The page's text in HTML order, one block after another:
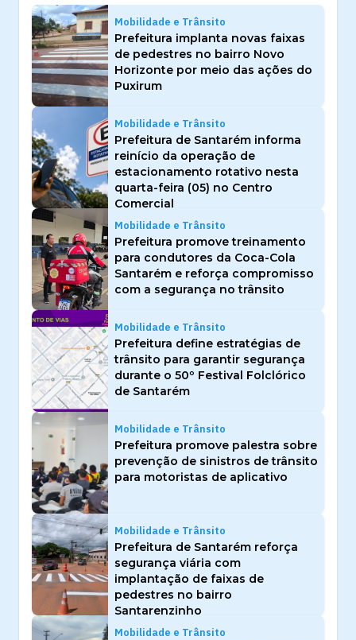
Mobilidade e Trânsito
Prefeitura implanta novas faixas
de pedestres no bairro Novo
Horizonte por meio das ações do
Puxirum
Mobilidade e Trânsito
Prefeitura de Santarém informa
reinício da operação de
estacionamento rotativo nesta
quarta-feira (05) no Centro
Comercial
Mobilidade e Trânsito
Prefeitura promove treinamento
para condutores da Coca-Cola
Santarém e reforça compromisso
com a segurança no trânsito
Mobilidade e Trânsito
Prefeitura define estratégias de
trânsito para garantir segurança
durante o 50º Festival Folclórico
de Santarém
Mobilidade e Trânsito
Prefeitura promove palestra sobre
prevenção de sinistros de trânsito
para motoristas de aplicativo
Mobilidade e Trânsito
Prefeitura de Santarém reforça
segurança viária com
implantação de faixas de
pedestres no bairro
Santarenzinho
Mobilidade e Trânsito